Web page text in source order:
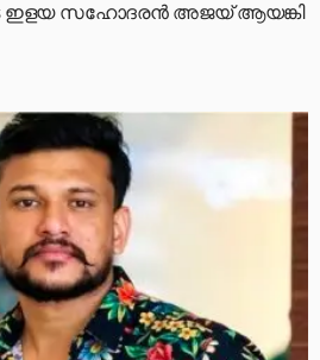
സഹോദരൻ അജയ് ആയങ്കി